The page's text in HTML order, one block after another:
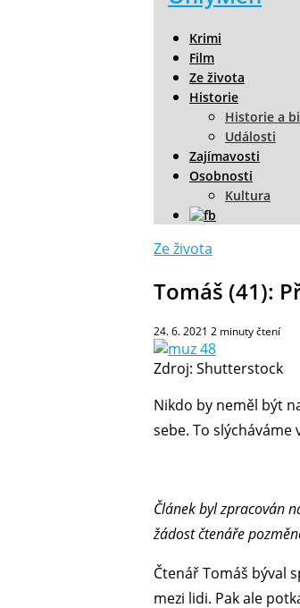
Krimi
Film
Ze života
Historie
Historie a
Události
Zajímavosti
Osobnosti
Kultura
Ze života
Tomáš (41):
24. 6. 2021 2 minuty čtení
Zdroj: Shutterstock
Nikdo by neměl být
sebe. To
Článek byl zpracován
žádost čtenáře
Čtenář Tomáš býval
mezi lidi. Pak ale